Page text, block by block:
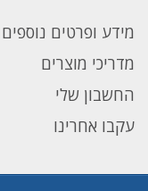
מידע ופרטים נוספים
מדריכי מוצרים
החשבון שלי
עקבו אחרינו